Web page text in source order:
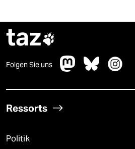
taz
Folgen Sie uns
Ressorts
Politik